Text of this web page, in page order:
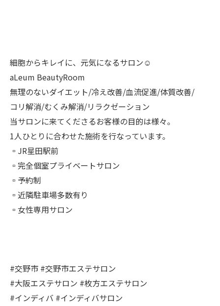
細胞からキレイに、元気になるサロン☺︎
aLeum BeautyRoom
無理のないダイエット/冷え改善/血流促進/体質改善/
コリ解消/むくみ解消/リラクゼーション
当サロンに来てくださるお客様の目的は様々。
1人ひとりに合わせた施術を行なっています。
▫︎JR星田駅前
▫︎完全個室プライベートサロン
▫︎予約制
▫︎近隣駐車場多数有り
▫︎女性専用サロン
#交野市 #交野市エステサロン
#大阪エステサロン #枚方エステサロン
#インディバ #インディバサロン